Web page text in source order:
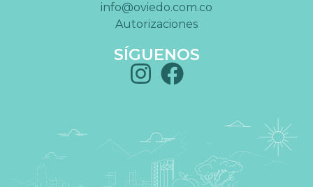
info@oviedo.com.co
Autorizaciones
SÍGUENOS